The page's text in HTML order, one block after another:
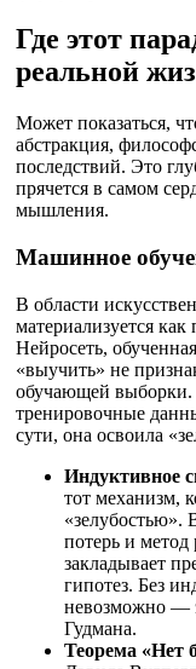
Где этот
реальной
Может показаться,
абстракция,
последствий. Это
прячется в самом
мышления.
Машинное
В области
материализуется
Нейросеть,
«выучить» не
обучающей выборки.
тренировочные
сути, она освоила
Индуктивное
тот механизм,
«зелубостью».
потерь и метод
закладывает
гипотез. Без
невозможно —
Гудмана.
Теорема «Нет